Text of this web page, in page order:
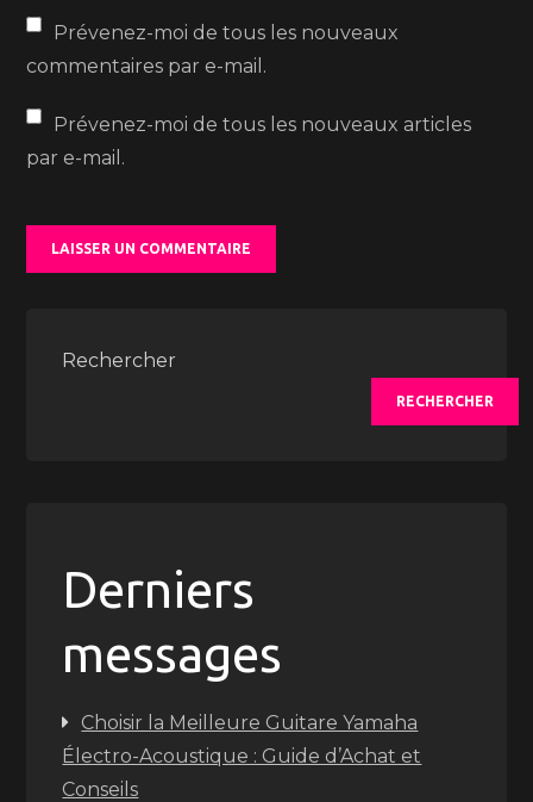
Prévenez-moi de tous les nouveaux
commentaires par e-mail.
Prévenez-moi de tous les nouveaux articles
par e-mail.
Rechercher
RECHERCHER
Derniers
messages
Choisir la Meilleure Guitare Yamaha
Électro-Acoustique : Guide d’Achat et
Conseils